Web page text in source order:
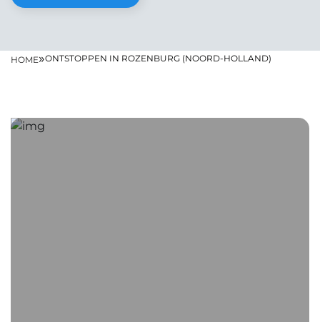
HOME»ONTSTOPPEN IN ROZENBURG (NOORD-HOLLAND)